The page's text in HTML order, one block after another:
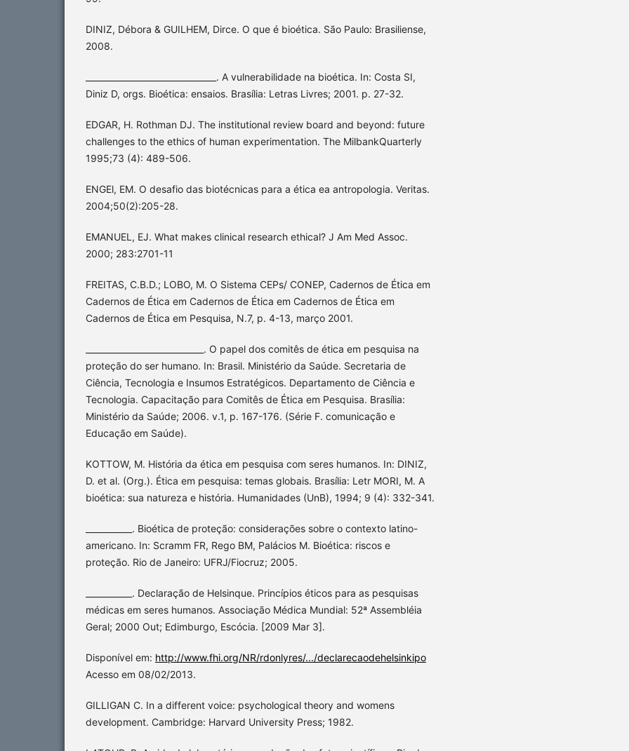
DINIZ, Débora & GUILHEM, Dirce. O que é bioética. São Paulo: Brasiliense,
2008.
_______________________________. A vulnerabilidade na bioética. In: Costa SI,
Diniz D, orgs. Bioética: ensaios. Brasília: Letras Livres; 2001. p. 27-32.
EDGAR, H. Rothman DJ. The institutional review board and beyond: future
challenges to the ethics of human experimentation. The MilbankQuarterly
1995;73 (4): 489-506.
ENGEl, EM. O desafio das biotécnicas para a ética ea antropologia. Veritas.
2004;50(2):205-28.
EMANUEL, EJ. What makes clinical research ethical? J Am Med Assoc.
2000; 283:2701-11
FREITAS, C.B.D.; LOBO, M. O Sistema CEPs/ CONEP, Cadernos de Ética em
Cadernos de Ética em Cadernos de Ética em Cadernos de Ética em
Cadernos de Ética em Pesquisa, N.7, p. 4-13, março 2001.
____________________________. O papel dos comitês de ética em pesquisa na
proteção do ser humano. In: Brasil. Ministério da Saúde. Secretaria de
Ciência, Tecnologia e Insumos Estratégicos. Departamento de Ciência e
Tecnologia. Capacitação para Comitês de Ética em Pesquisa. Brasília:
Ministério da Saúde; 2006. v.1, p. 167-176. (Série F. comunicação e
Educação em Saúde).
KOTTOW, M. História da ética em pesquisa com seres humanos. In: DINIZ,
D. et al. (Org.). Ética em pesquisa: temas globais. Brasília: Letr MORI, M. A
bioética: sua natureza e história. Humanidades (UnB), 1994; 9 (4): 332-341.
___________. Bioética de proteção: considerações sobre o contexto latino-
americano. In: Scramm FR, Rego BM, Palácios M. Bioética: riscos e
proteção. Rio de Janeiro: UFRJ/Fiocruz; 2005.
___________. Declaração de Helsinque. Princípios éticos para as pesquisas
médicas em seres humanos. Associação Médica Mundial: 52ª Assembléia
Geral; 2000 Out; Edimburgo, Escócia. [2009 Mar 3].
Disponível em: http://www.fhi.org/NR/rdonlyres/.../declarecaodehelsinkipo
Acesso em 08/02/2013.
GILLIGAN C. In a different voice: psychological theory and womens
development. Cambridge: Harvard University Press; 1982.